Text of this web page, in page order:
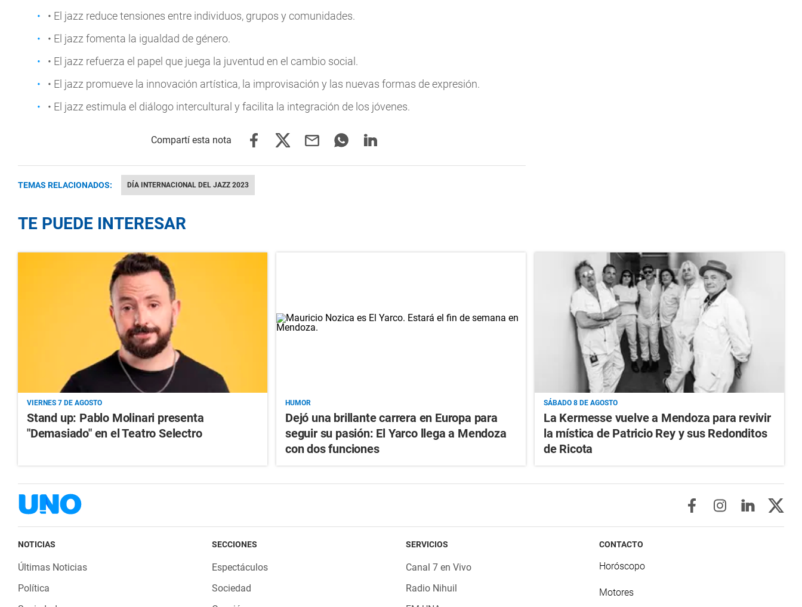
• El jazz reduce tensiones entre individuos, grupos y comunidades.
• El jazz fomenta la igualdad de género.
• El jazz refuerza el papel que juega la juventud en el cambio social.
• El jazz promueve la innovación artística, la improvisación y las nuevas formas de expresión.
• El jazz estimula el diálogo intercultural y facilita la integración de los jóvenes.
TEMAS RELACIONADOS: DÍA INTERNACIONAL DEL JAZZ 2023
TE PUEDE INTERESAR
VIERNES 7 DE AGOSTO
Stand up: Pablo Molinari presenta
"Demasiado" en el Teatro Selectro
HUMOR
Dejó una brillante carrera en Europa para
seguir su pasión: El Yarco llega a Mendoza
con dos funciones
SÁBADO 8 DE AGOSTO
La Kermesse vuelve a Mendoza para revivir
la mística de Patricio Rey y sus Redonditos
de Ricota
NOTICIAS
Últimas Noticias
Política
SECCIONES
Espectáculos
Sociedad
SERVICIOS
Canal 7 en Vivo
Radio Nihuil
CONTACTO
Horóscopo
Motores